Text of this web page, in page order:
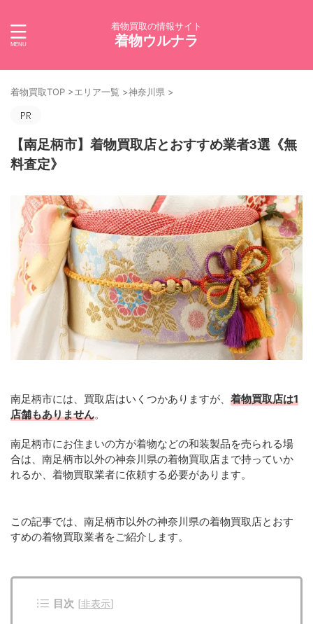
着物買取の情報サイト
着物ウルナラ
着物買取TOP >エリア一覧 >神奈川県 >
【南足柄市】着物買取店とおすすめ業者3選《無
料査定》
南足柄市には、買取店はいくつかありますが、 着物買取店は1
店舗もありません。
南足柄市にお住まいの方が着物などの和装製品を売られる場
合は、南足柄市以外の神奈川県の着物買取店まで持っていか
れるか、着物買取業者に依頼する必要があります。
この記事では、南足柄市以外の神奈川県の着物買取店とおす
すめの着物買取業者をご紹介します。
目次 [非表示]